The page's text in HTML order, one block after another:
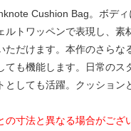
Cushion Bag。ボデ
トワッペンで表現し、
だけます。本作のさら
も機能します。日常の
しても活躍。クッショ
寸法と異なる場合がご